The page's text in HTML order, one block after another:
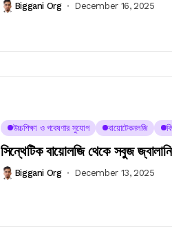
Biggani Org December 16, 2025
উচ্চশিক্ষা ও গবেষণার সুযোগ বায়োটেকনলজি
সিন্থেটিক বায়োলজি থেকে সবুজ
Biggani Org December 13, 2025